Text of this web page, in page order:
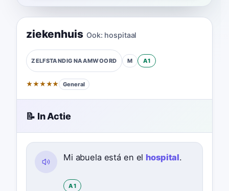
ziekenhuis Ook: hospitaal
ZELFSTANDIG NAAMWOORD M A1
★★★★★ General
📝 In Actie
Mi abuela está en el hospital.
A1